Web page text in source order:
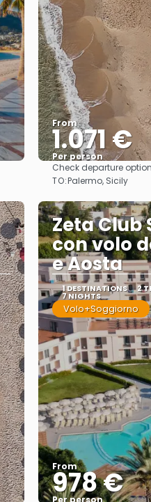
From
1.071 €
Per person
Check departure
TO:Palermo, Sicily
Zeta Club
con volo
e Aosta
1 DESTINATIONS 2
7 NIGHTS
Volo+Soggiorno
From
978 €
Per person